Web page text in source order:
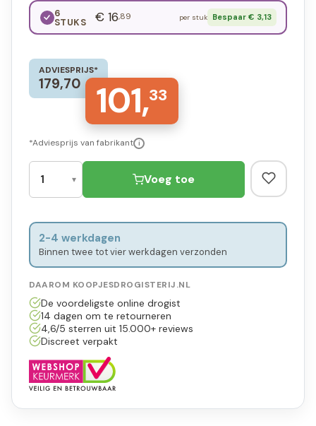
6
STUKS € 16,89 per stuk Bespaar € 3,13
ADVIESPRIJS*
179,70 101,33
*Adviesprijs van fabrikant i
Voeg toe
2-4 werkdagen
Binnen twee tot vier werkdagen verzonden
DAAROM KOOPJESDROGISTERIJ.NL
De voordeligste online drogist
14 dagen om te retourneren
4,6/5 sterren uit 15.000+ reviews
Discreet verpakt